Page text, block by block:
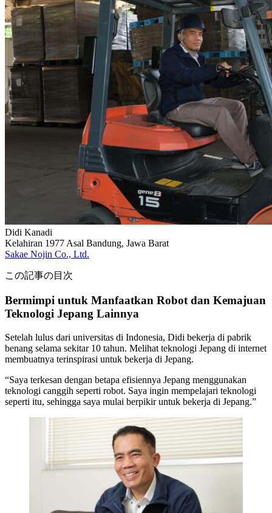
Didi Kanadi
Kelahiran 1977Asal Bandung, Jawa Barat
Sakae Nojin Co., Ltd.
この記事の目次
Bermimpi untuk Manfaatkan Robot dan Kemajuan
Teknologi Jepang Lainnya
Setelah lulus dari universitas di Indonesia, Didi bekerja di pabrik
benang selama sekitar 10 tahun. Melihat teknologi Jepang di internet
membuatnya terinspirasi untuk bekerja di Jepang.
“Saya terkesan dengan betapa efisiennya Jepang menggunakan
teknologi canggih seperti robot. Saya ingin mempelajari teknologi
seperti itu, sehingga saya mulai berpikir untuk bekerja di Jepang.”